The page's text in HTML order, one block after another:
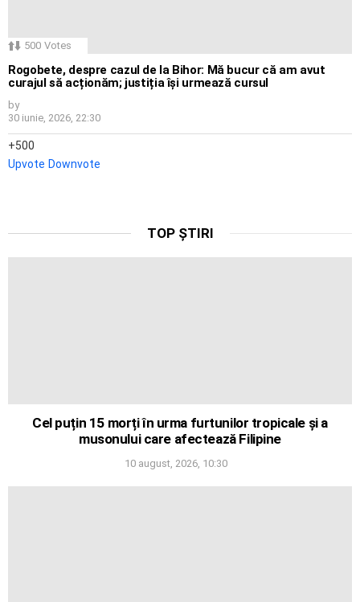
500 Votes
Rogobete, despre cazul de la Bihor: Mă bucur că am avut
curajul să acționăm; justiția își urmează cursul
by
30 iunie, 2026, 22:30
500
Upvote Downvote
TOP ȘTIRI
Cel puțin 15 morți în urma furtunilor tropicale și a
musonului care afectează Filipine
10 august, 2026, 10:30